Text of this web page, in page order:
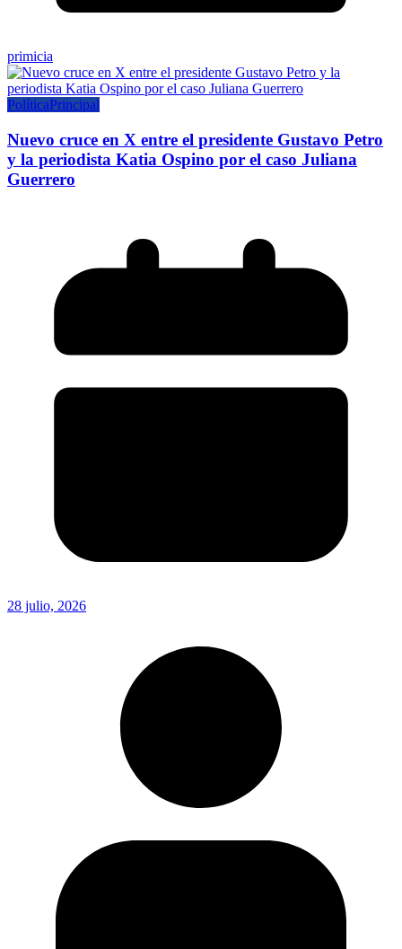
primicia
PolíticaPrincipal
Nuevo cruce en X entre el presidente Gustavo Petro
y la periodista Katia Ospino por el caso Juliana
Guerrero
28 julio, 2026